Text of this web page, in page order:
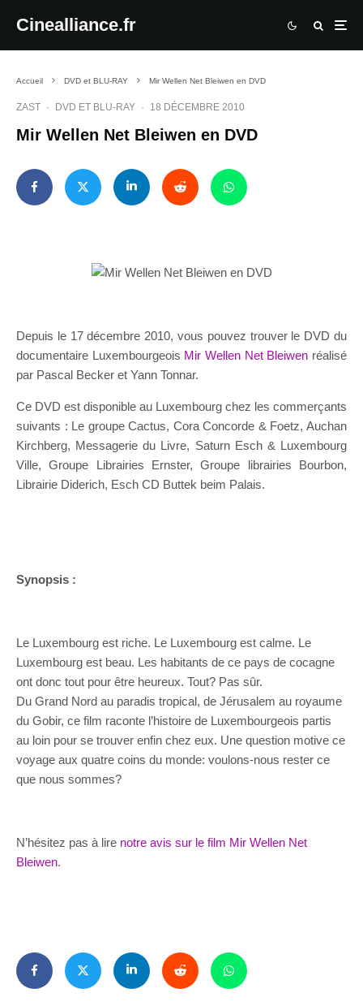
Cinealliance.fr
Accueil DVD et BLU-RAY Mir Wellen Net Bleiwen en DVD
ZAST · DVD ET BLU-RAY · 18 DÉCEMBRE 2010
Mir Wellen Net Bleiwen en DVD
Depuis le 17 décembre 2010, vous pouvez trouver le DVD du
documentaire Luxembourgeois Mir Wellen Net Bleiwen réalisé
par Pascal Becker et Yann Tonnar.
Ce DVD est disponible au Luxembourg chez les commerçants
suivants : Le groupe Cactus, Cora Concorde & Foetz, Auchan
Kirchberg, Messagerie du Livre, Saturn Esch & Luxembourg
Ville, Groupe Librairies Ernster, Groupe librairies Bourbon,
Librairie Diderich, Esch CD Buttek beim Palais.
Synopsis :
Le Luxembourg est riche. Le Luxembourg est calme. Le
Luxembourg est beau. Les habitants de ce pays de cocagne
ont donc tout pour être heureux. Tout? Pas sûr.
Du Grand Nord au paradis tropical, de Jérusalem au royaume
du Gobir, ce film raconte l’histoire de Luxembourgeois partis
au loin pour se trouver enfin chez eux. Une question motive ce
voyage aux quatre coins du monde: voulons-nous rester ce
que nous sommes?
N’hésitez pas à lire notre avis sur le film Mir Wellen Net
Bleiwen.